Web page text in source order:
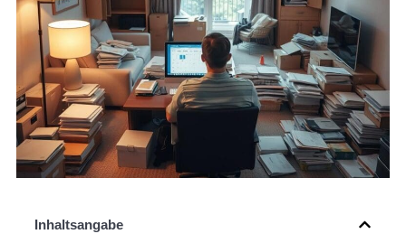
Inhaltsangabe